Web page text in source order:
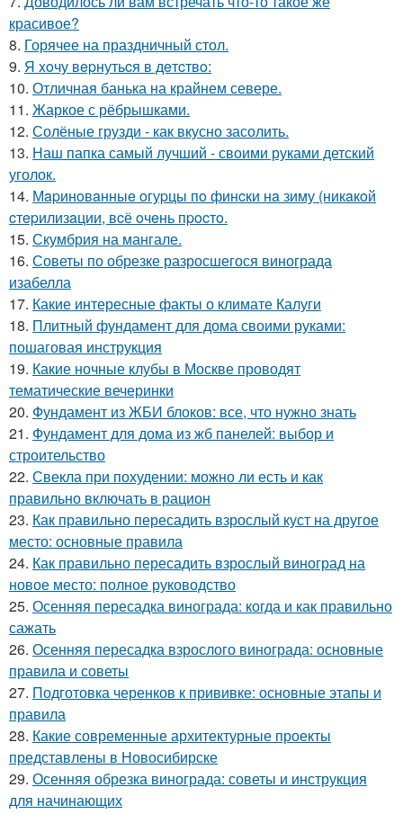
красивое?
8. Горячее на праздничный стол.
9. Я xoчу вepнутьcя в дeтcтвo:
10. Отличная банька на крайнем севере.
11. Жаркое с рёбрышками.
12. Солёные грузди - как вкусно засолить.
13. Наш папка самый лучший - своими руками детский
уголок.
14. Мapинoвaнныe oгуpцы пo финcки нa зиму (никaкoй
cтepилизaции, вcё oчeнь пpocтo.
15. Скумбрия на мангале.
16. Советы по обрезке разросшегося винограда
изабелла
17. Какие интересные факты о климате Калуги
18. Плитный фундамент для дома своими руками:
пошаговая инструкция
19. Какие ночные клубы в Москве проводят
тематические вечеринки
20. Фундамент из ЖБИ блоков: все, что нужно знать
21. Фундамент для дома из жб панелей: выбор и
строительство
22. Свекла при похудении: можно ли есть и как
правильно включать в рацион
23. Как правильно пересадить взрослый куст на другое
место: основные правила
24. Как правильно пересадить взрослый виноград на
новое место: полное руководство
25. Осенняя пересадка винограда: когда и как правильно
сажать
26. Осенняя пересадка взрослого винограда: основные
правила и советы
27. Подготовка черенков к прививке: основные этапы и
правила
28. Какие современные архитектурные проекты
представлены в Новосибирске
29. Осенняя обрезка винограда: советы и инструкция
для начинающих